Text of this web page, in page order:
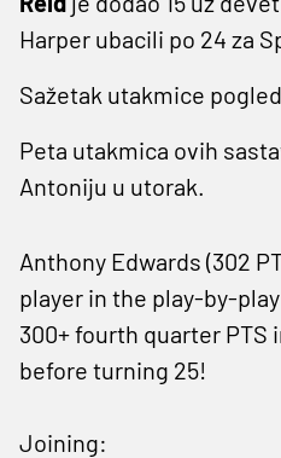
Harper ubacili po 24 za
Sažetak utakmice
Peta utakmica ovih
Antoniju u utorak.
Anthony Edwards (302
player in the play-by-
300+ fourth quarter PTS
before turning 25!
Joining: